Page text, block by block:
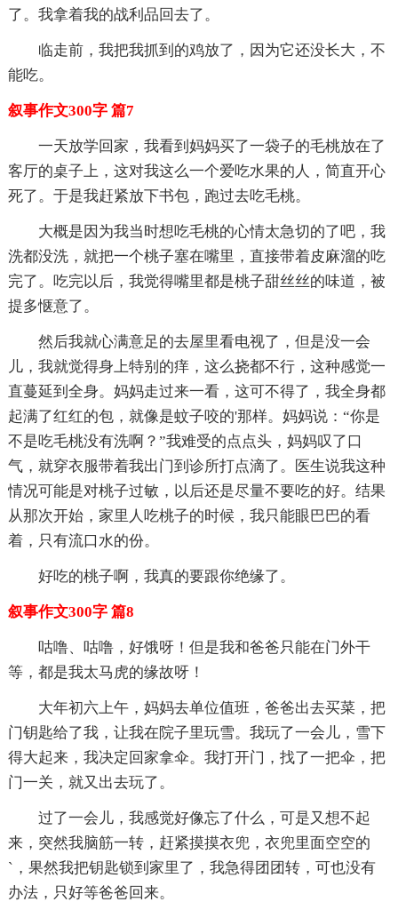
了。我拿着我的战利品回去了。
临走前，我把我抓到的鸡放了，因为它还没长大，不
能吃。
叙事作文300字 篇7
一天放学回家，我看到妈妈买了一袋子的毛桃放在了
客厅的桌子上，这对我这么一个爱吃水果的人，简直开心
死了。于是我赶紧放下书包，跑过去吃毛桃。
大概是因为我当时想吃毛桃的心情太急切的了吧，我
洗都没洗，就把一个桃子塞在嘴里，直接带着皮麻溜的吃
完了。吃完以后，我觉得嘴里都是桃子甜丝丝的味道，被
提多惬意了。
然后我就心满意足的去屋里看电视了，但是没一会
儿，我就觉得身上特别的痒，这么挠都不行，这种感觉一
直蔓延到全身。妈妈走过来一看，这可不得了，我全身都
起满了红红的包，就像是蚊子咬的'那样。妈妈说：“你是
不是吃毛桃没有洗啊？”我难受的点点头，妈妈叹了口
气，就穿衣服带着我出门到诊所打点滴了。医生说我这种
情况可能是对桃子过敏，以后还是尽量不要吃的好。结果
从那次开始，家里人吃桃子的时候，我只能眼巴巴的看
着，只有流口水的份。
好吃的桃子啊，我真的要跟你绝缘了。
叙事作文300字 篇8
咕噜、咕噜，好饿呀！但是我和爸爸只能在门外干
等，都是我太马虎的缘故呀！
大年初六上午，妈妈去单位值班，爸爸出去买菜，把
门钥匙给了我，让我在院子里玩雪。我玩了一会儿，雪下
得大起来，我决定回家拿伞。我打开门，找了一把伞，把
门一关，就又出去玩了。
过了一会儿，我感觉好像忘了什么，可是又想不起
来，突然我脑筋一转，赶紧摸摸衣兜，衣兜里面空空的
`，果然我把钥匙锁到家里了，我急得团团转，可也没有
办法，只好等爸爸回来。